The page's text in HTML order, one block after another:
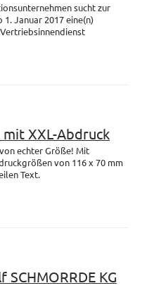
sucht zur
Januar 2017 eine(n)
mit XXL-Abdruck
von echter Größe! Mit
von 116 x 70 mm
Text.
KG